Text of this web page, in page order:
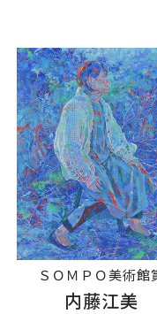
ＳＯＭＰＯ美術館
内藤江美